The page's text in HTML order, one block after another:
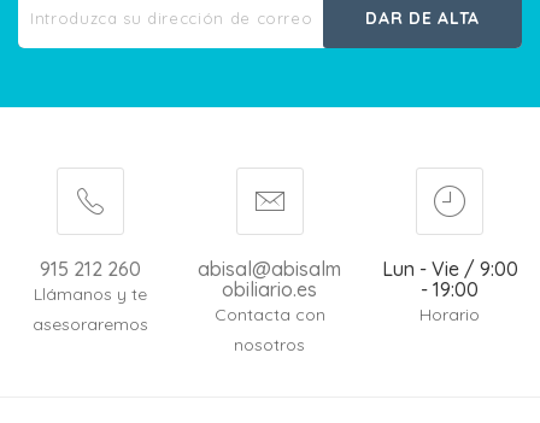
DAR DE ALTA
915 212 260
Llámanos y te
asesoraremos
abisal@abisalm
obiliario.es
Contacta con
nosotros
Lun - Vie / 9:00
- 19:00
Horario